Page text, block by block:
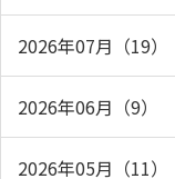
2026年07月（19）
2026年06月（9）
2026年05月（11）